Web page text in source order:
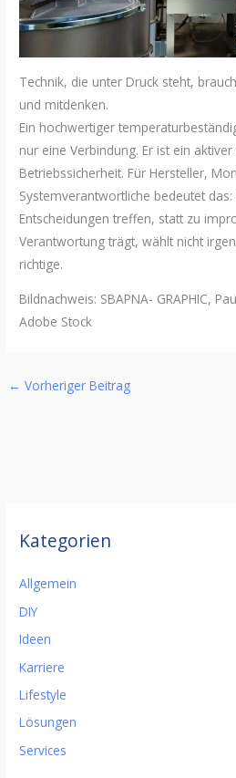
Technik, die unter Druck steht,
und mitdenken.
Ein hochwertiger
nur eine Verbindung. Er ist ein
Betriebssicherheit. Für Hersteller,
Systemverantwortliche bedeutet
Entscheidungen treffen, statt zu
Verantwortung trägt, wählt nicht
richtige.
Bildnachweis: SBAPNA- GRAPHIC,
Adobe Stock
← Vorheriger Beitrag
Kategorien
Allgemein
DIY
Ideen
Karriere
Lifestyle
Lösungen
Services